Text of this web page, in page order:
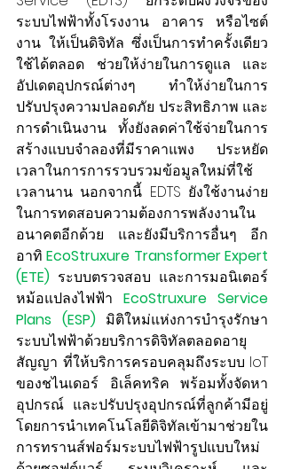
ระบบไฟฟ้าทั้งโรงงาน อาคาร หรือไซต์
งาน ให้เป็นดิจิทัล ซึ่งเป็นการทำครั้งเดียว
ใช้ได้ตลอด ช่วยให้ง่ายในการดูแล และ
อัปเดตอุปกรณ์ต่างๆ ทำให้ง่ายในการ
ปรับปรุงความปลอดภัย ประสิทธิภาพ และ
การดำเนินงาน ทั้งยังลดค่าใช้จ่ายในการ
สร้างแบบจำลองที่มีราคาแพง ประหยัด
เวลาในการการรวบรวมข้อมูลใหม่ที่ใช้
เวลานาน นอกจากนี้ EDTS ยังใช้งานง่าย
ในการทดสอบความต้องการพลังงานใน
อนาคตอีกด้วย และยังมีบริการอื่นๆ อีก
อาทิ EcoStruxure Transformer Expert
(ETE) ระบบตรวจสอบ และการมอนิเตอร์
หม้อแปลงไฟฟ้า EcoStruxure Service
Plans (ESP) มิติใหม่แห่งการบำรุงรักษา
ระบบไฟฟ้าด้วยบริการดิจิทัลตลอดอายุ
สัญญา ที่ให้บริการครอบคลุมถึงระบบ IoT
ของชไนเดอร์ อิเล็คทริค พร้อมทั้งจัดหา
อุปกรณ์ และปรับปรุงอุปกรณ์ที่ลูกค้ามีอยู่
โดยการนำเทคโนโลยีดิจิทัลเข้ามาช่วยใน
การทรานส์ฟอร์มระบบไฟฟ้ารูปแบบใหม่